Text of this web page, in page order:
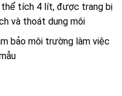
tích 4 lít, được trang bị
và thoát dung môi
bảo môi trường làm việc